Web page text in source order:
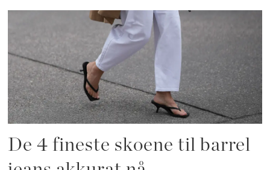
De 4 fineste skoene til barrel